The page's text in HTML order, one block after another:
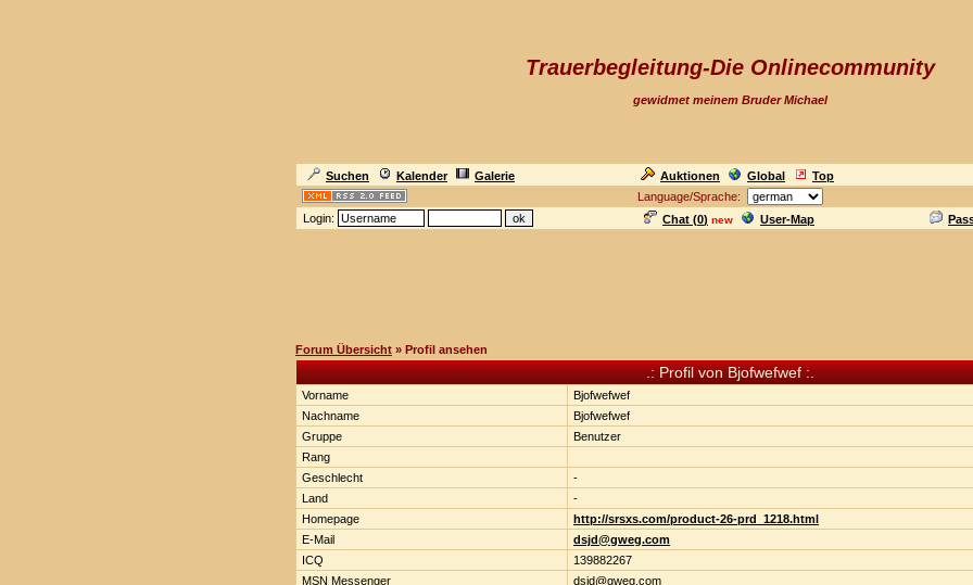
Trauerbegleitung-Die Onlinecommunity
gewidmet meinem Bruder Michael
Suchen Kalender Galerie Auktionen Global Top
Language/Sprache:
Login:
Chat (0) new User-Map
Forum Übersicht » Profil ansehen
.: Profil von Bjofwefwef :.
Vorname
Bjofwefwef
Nachname
Bjofwefwef
Gruppe
Benutzer
Rang
Geschlecht
-
Land
-
Homepage
http://srsxs.com/product-26-prd_1218.html
E-Mail
dsjd@gweg.com
ICQ
139882267
MSN Messenger
dsjd@gweg.com